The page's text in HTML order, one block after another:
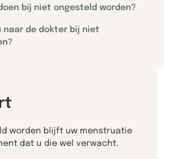
bij niet ongesteld worden?
naar de dokter bij niet
worden blijft uw menstruatie
dat u die wel verwacht.